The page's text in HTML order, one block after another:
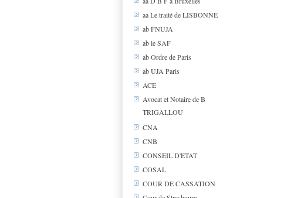
aa Le traité de LISBONNE
ab FNUJA
ab le SAF
ab Ordre de Paris
ab UJA Paris
ACE
Avocat et Notaire de B
TRIGALLOU
CNA
CNB
CONSEIL D'ETAT
COSAL
COUR DE CASSATION